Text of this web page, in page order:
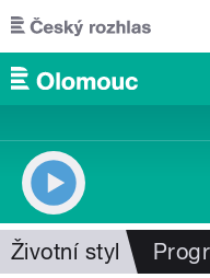
Přejít k hlavnímu obsahu
Životní styl